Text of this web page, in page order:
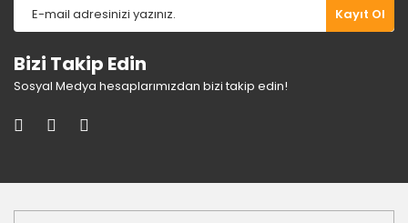
Kayıt Ol
Bizi Takip Edin
Sosyal Medya hesaplarımızdan bizi takip edin!